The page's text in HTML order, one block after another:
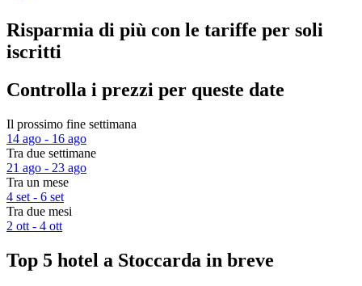
Risparmia di più con le tariffe per soli
iscritti
Controlla i prezzi per queste date
Il prossimo fine settimana
14 ago - 16 ago
Tra due settimane
21 ago - 23 ago
Tra un mese
4 set - 6 set
Tra due mesi
2 ott - 4 ott
Top 5 hotel a Stoccarda in breve